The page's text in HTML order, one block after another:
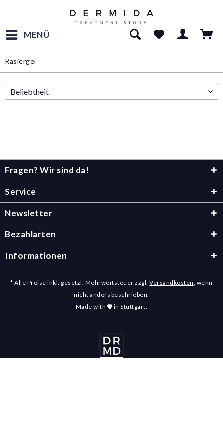
MENÜ
Rasiergel
Fragen? Wir sind da!
Service
Newsletter
Bezahlarten
Informationen
* Alle Preise inkl. gesetzl. Mehrwertsteuer zzgl.Versandkosten, wenn
nicht anders beschrieben.
Made with
in Stuttgart.